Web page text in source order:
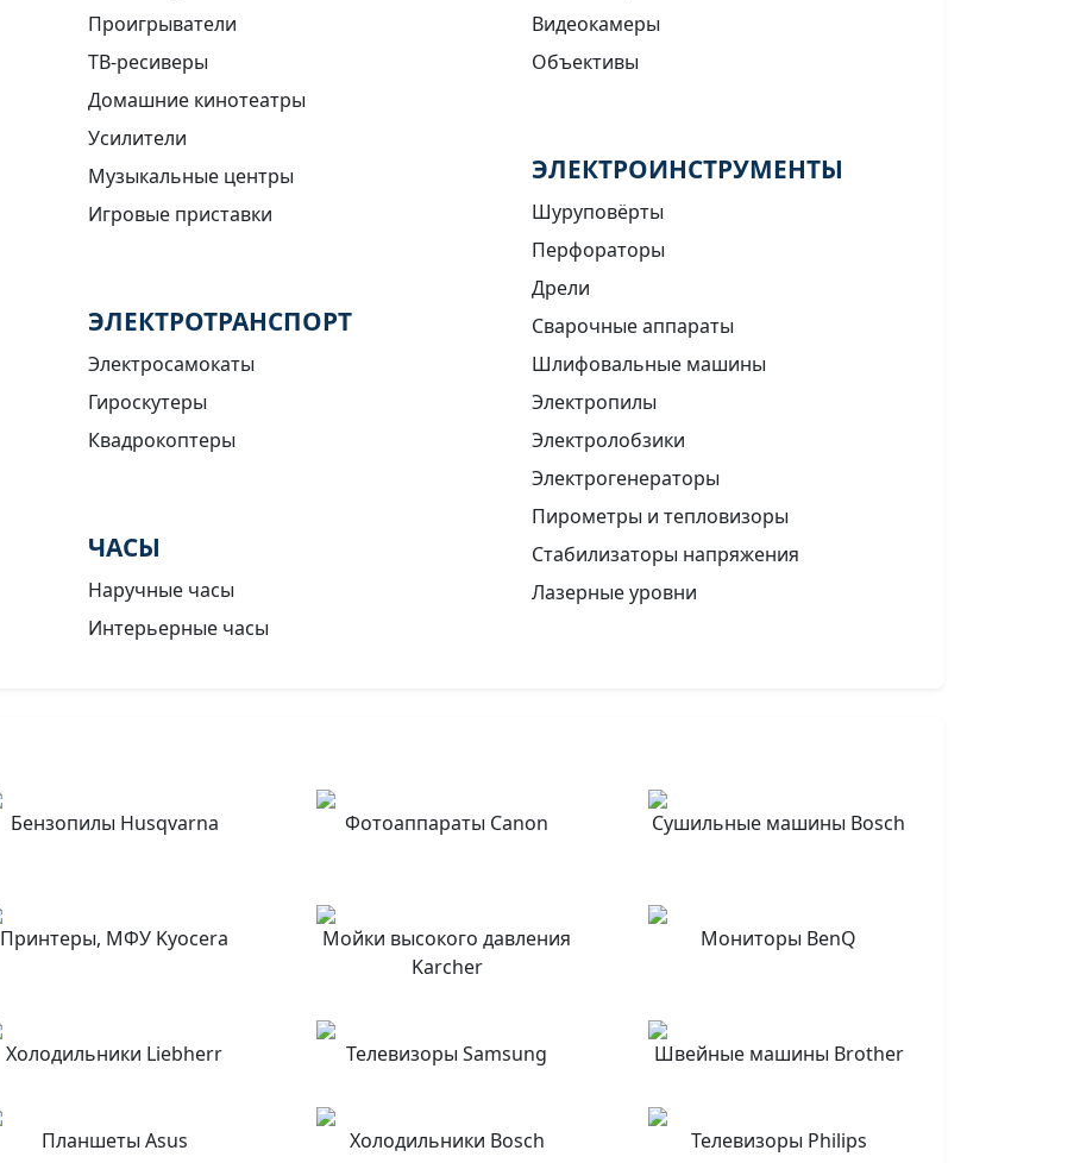
Проигрыватели
ТВ-ресиверы
Домашние кинотеатры
Усилители
Музыкальные центры
Игровые приставки
Видеокамеры
Объективы
ЭЛЕКТРОИНСТРУМЕНТЫ
Шуруповёрты
Перфораторы
Дрели
Сварочные аппараты
Шлифовальные машины
Электропилы
Электролобзики
Электрогенераторы
Пирометры и тепловизоры
Стабилизаторы напряжения
Лазерные уровни
ЭЛЕКТРОТРАНСПОРТ
Электросамокаты
Гироскутеры
Квадрокоптеры
ЧАСЫ
Наручные часы
Интерьерные часы
Бензопилы Husqvarna Фотоаппараты Canon Сушильные машины Bosch
Принтеры, МФУ Kyocera
Мойки высокого давления
Karcher
Мониторы BenQ
Холодильники Liebherr Телевизоры Samsung Швейные машины Brother
Планшеты Asus Холодильники Bosch Телевизоры Philips